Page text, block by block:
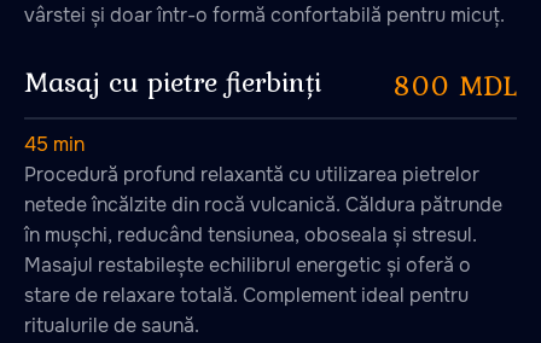
vârstei și doar într-o formă confortabilă pentru micuț.
Masaj cu pietre fierbinți 800 MDL
45 min
Procedură profund relaxantă cu utilizarea pietrelor
netede încălzite din rocă vulcanică. Căldura pătrunde
în mușchi, reducând tensiunea, oboseala și stresul.
Masajul restabilește echilibrul energetic și oferă o
stare de relaxare totală. Complement ideal pentru
ritualurile de saună.
De la 10:00 pînă la 23:00